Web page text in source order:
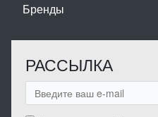
Бренды
РАССЫЛКА